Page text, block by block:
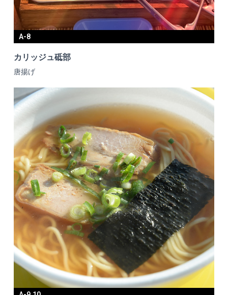
A-8
カリッジュ砥部
唐揚げ